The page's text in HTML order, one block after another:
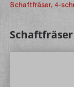
Schaftfräser, 4-